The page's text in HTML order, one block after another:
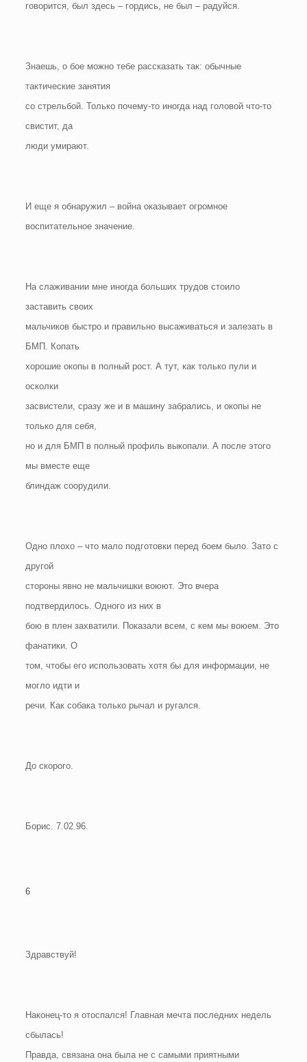
говорится, был здесь – гордись, не был – радуйся.
Знаешь, о бое можно тебе рассказать так: обычные
тактические занятия
со стрельбой. Только почему-то иногда над головой что-то
свистит, да
люди умирают.
И еще я обнаружил – война оказывает огромное
воспитательное значение.
На слаживании мне иногда больших трудов стоило
заставить своих
мальчиков быстро и правильно высаживаться и залезать в
БМП. Копать
хорошие окопы в полный рост. А тут, как только пули и
осколки
засвистели, сразу же и в машину забрались, и окопы не
только для себя,
но и для БМП в полный профиль выкопали. А после этого
мы вместе еще
блиндаж соорудили.
Одно плохо – что мало подготовки перед боем было. Зато с
другой
стороны явно не мальчишки воюют. Это вчера
подтвердилось. Одного из них в
бою в плен захватили. Показали всем, с кем мы воюем. Это
фанатики. О
том, чтобы его использовать хотя бы для информации, не
могло идти и
речи. Как собака только рычал и ругался.
До скорого.
Борис. 7.02.96.
6
Здравствуй!
Наконец-то я отоспался! Главная мечта последних недель
сбылась!
Правда, связана она была не с самыми приятными